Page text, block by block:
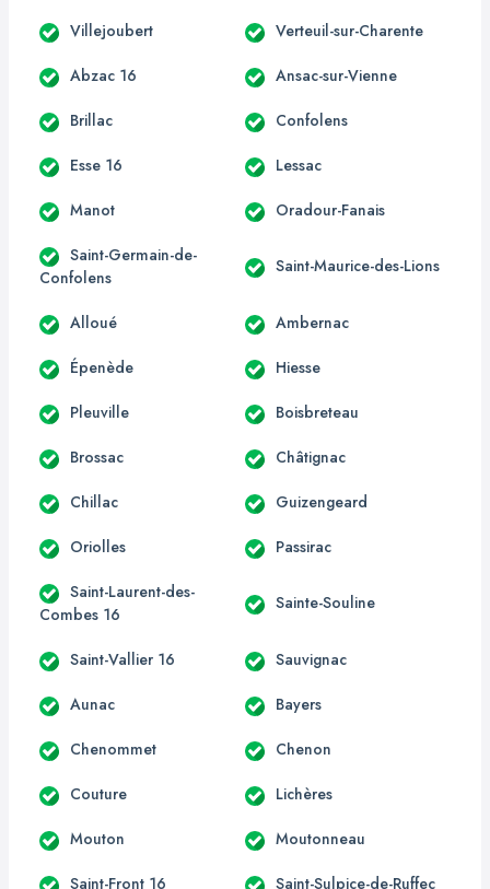
Villejoubert Verteuil-sur-Charente
Abzac 16 Ansac-sur-Vienne
Brillac Confolens
Esse 16 Lessac
Manot Oradour-Fanais
Saint-Germain-de-
Confolens
Saint-Maurice-des-Lions
Alloué Ambernac
Épenède Hiesse
Pleuville Boisbreteau
Brossac Châtignac
Chillac Guizengeard
Oriolles Passirac
Saint-Laurent-des-
Combes 16
Sainte-Souline
Saint-Vallier 16 Sauvignac
Aunac Bayers
Chenommet Chenon
Couture Lichères
Mouton Moutonneau
Saint-Front 16 Saint-Sulpice-de-Ruffec